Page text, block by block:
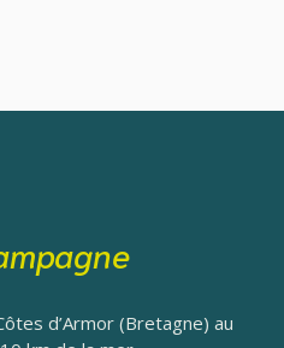
d’Armor (Bretagne) au